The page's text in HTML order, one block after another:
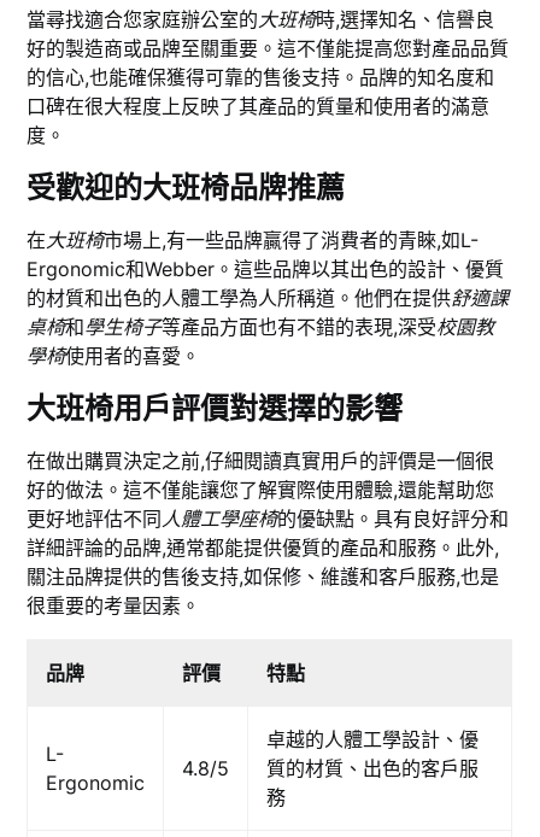
當尋找適合您家庭辦公室的 大班椅時,選擇知名、信譽良
好的製造商或品牌至關重要。這不僅能提高您對產品品質
的信心,也能確保獲得可靠的售後支持。品牌的知名度和
口碑在很大程度上反映了其產品的質量和使用者的滿意
度。
受歡迎的大班椅品牌推薦
在 大班椅市場上,有一些品牌贏得了消費者的青睞,如L-
Ergonomic和Webber。這些品牌以其出色的設計、優質
的材質和出色的人體工學為人所稱道。他們在提供舒適課
桌椅和學生椅子等產品方面也有不錯的表現,深受校園教
學椅使用者的喜愛。
大班椅用戶評價對選擇的影響
在做出購買決定之前,仔細閱讀真實用戶的評價是一個很
好的做法。這不僅能讓您了解實際使用體驗,還能幫助您
更好地評估不同 人體工學座椅的優缺點。具有良好評分和
詳細評論的品牌,通常都能提供優質的產品和服務。此外,
關注品牌提供的售後支持,如保修、維護和客戶服務,也是
很重要的考量因素。
品牌 評價 特點
L-
Ergonomic
4.8/5
卓越的人體工學設計、優
質的材質、出色的客戶服
務